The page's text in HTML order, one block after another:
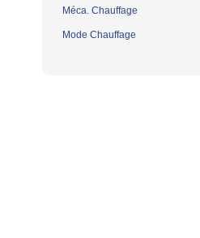
Méca. Chauffage
Mode Chauffage